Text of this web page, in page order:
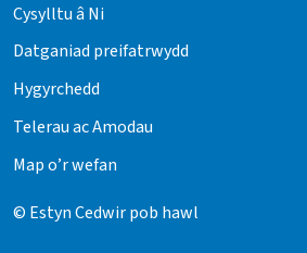
Cysylltu â Ni
Datganiad preifatrwydd
Hygyrchedd
Telerau ac Amodau
Map o’r wefan
© Estyn Cedwir pob hawl